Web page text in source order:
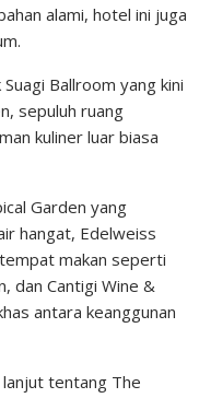
alami, hotel ini juga
Ballroom yang kini
sepuluh ruang
kuliner luar biasa
Garden yang
hangat, Edelweiss
makan seperti
dan Cantigi Wine &
antara keanggunan
tentang The